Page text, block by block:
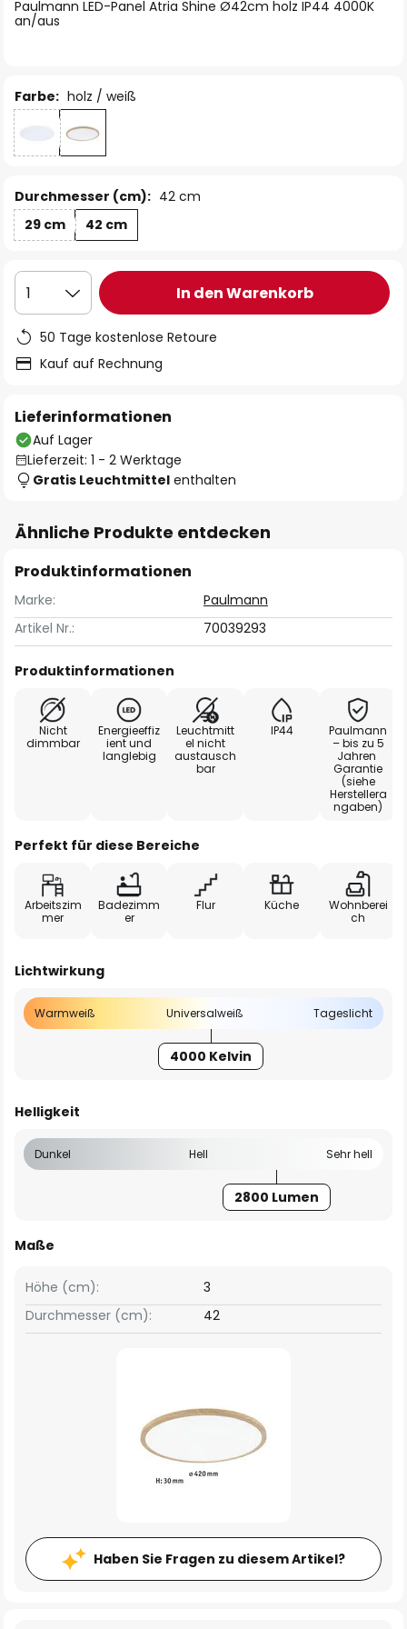
Paulmann LED-Panel Atria Shine Ø42cm holz IP44 4000K
an/aus
Farbe: holz / weiß
Durchmesser (cm): 42 cm
29 cm
42 cm
1 In den Warenkorb
50 Tage kostenlose Retoure
Kauf auf Rechnung
Lieferinformationen
Auf Lager
Lieferzeit: 1 - 2 Werktage
Gratis Leuchtmittel enthalten
Ähnliche Produkte entdecken
Produktinformationen
Marke:
Paulmann
Artikel Nr.:
70039293
Produktinformationen
Nicht
dimmbar
Energieeffiz
ient und
langlebig
Leuchtmitt
el nicht
austausch
bar
IP44
Paulmann
– bis zu 5
Jahren
Garantie
(siehe
Herstellera
ngaben)
Perfekt für diese Bereiche
Arbeitszim
mer
Badezimm
er
Flur Küche
Wohnberei
ch
Lichtwirkung
Warmweiß Universalweiß Tageslicht
4000 Kelvin
Helligkeit
Dunkel Hell Sehr hell
2800 Lumen
Maße
Höhe (cm):
3
Durchmesser (cm):
42
Haben Sie Fragen zu diesem Artikel?